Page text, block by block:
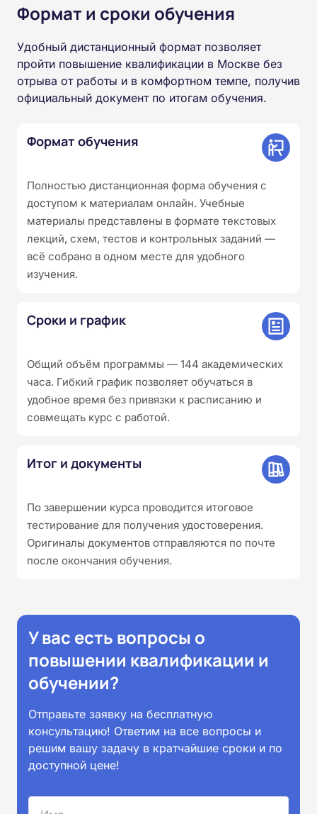
Формат и сроки обучения
Удобный дистанционный формат позволяет
пройти повышение квалификации в Москве без
отрыва от работы и в комфортном темпе, получив
официальный документ по итогам обучения.
Формат обучения
Полностью дистанционная форма обучения с
доступом к материалам онлайн. Учебные
материалы представлены в формате текстовых
лекций, схем, тестов и контрольных заданий —
всё собрано в одном месте для удобного
изучения.
Сроки и график
Общий объём программы — 144 академических
часа. Гибкий график позволяет обучаться в
удобное время без привязки к расписанию и
совмещать курс с работой.
Итог и документы
По завершении курса проводится итоговое
тестирование для получения удостоверения.
Оригиналы документов отправляются по почте
после окончания обучения.
У вас есть вопросы о
повышении квалификации и
обучении?
Отправьте заявку на бесплатную
консультацию! Ответим на все вопросы и
решим вашу задачу в кратчайшие сроки и по
доступной цене!